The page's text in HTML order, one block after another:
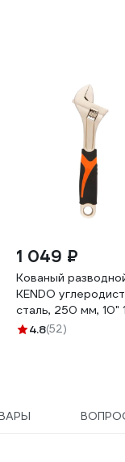
1 049 ₽
Кованый
KENDO
сталь, 250 мм, 10"
4.8(52)